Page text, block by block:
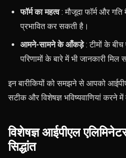
फॉर्म का महत्व: मौजूदा फॉर्म और
प्रभावित कर सकती है।
आमने-सामने के आँकड़े: टीमों के बीच
परिणामों के बारे में भी जानकारी मिल
इन बारीकियों को समझने से आपको
सटीक और विशेषज्ञ भविष्यवाणियां करने
विशेषज्ञ आईपीएल
सिद्धांत